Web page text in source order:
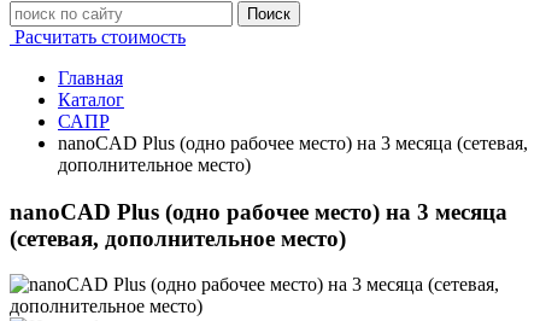
Поиск
Расчитать стоимость
Главная
Каталог
САПР
nanoCAD Plus (одно рабочее место) на 3 месяца (сетевая,
дополнительное место)
nanoCAD Plus (одно рабочее место) на 3 месяца
(сетевая, дополнительное место)